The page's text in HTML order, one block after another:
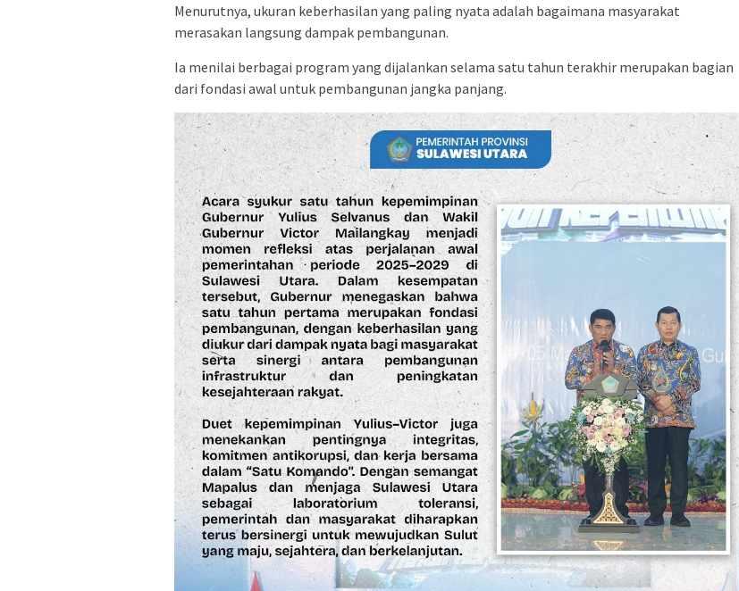
Menurutnya, ukuran keberhasilan yang paling nyata adalah bagaimana masyarakat
merasakan langsung dampak pembangunan.
Ia menilai berbagai program yang dijalankan selama satu tahun terakhir merupakan bagian
dari fondasi awal untuk pembangunan jangka panjang.